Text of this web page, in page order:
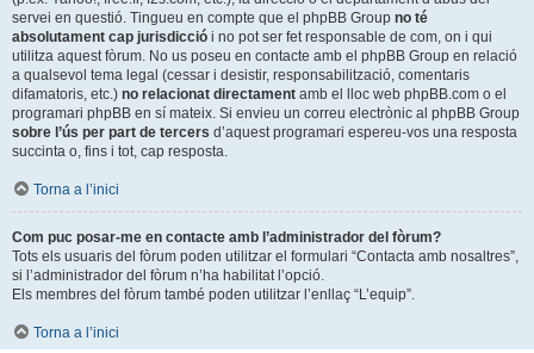
servei en questió. Tingueu en compte que el phpBB Group no té
absolutament cap jurisdicció i no pot ser fet responsable de com, on i qui
utilitza aquest fòrum. No us poseu en contacte amb el phpBB Group en relació
a qualsevol tema legal (cessar i desistir, responsabilització, comentaris
difamatoris, etc.) no relacionat directament amb el lloc web phpBB.com o el
programari phpBB en sí mateix. Si envieu un correu electrònic al phpBB Group
sobre l’ús per part de tercers d’aquest programari espereu-vos una resposta
succinta o, fins i tot, cap resposta.
Torna a l’inici
Com puc posar-me en contacte amb l’administrador del fòrum?
Tots els usuaris del fòrum poden utilitzar el formulari “Contacta amb nosaltres”,
si l’administrador del fòrum n’ha habilitat l’opció.
Els membres del fòrum també poden utilitzar l’enllaç “L’equip”.
Torna a l’inici